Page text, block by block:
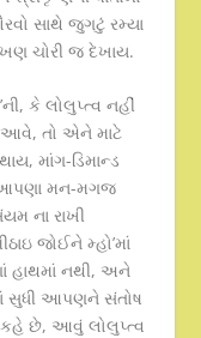
સાથે જુગટું રમ્યા
ચોરી જ દેખાય.
કે લોલુપ્ત્વ નહીં
આવે, તો એને માટે
માંગ-ડિમાન્ડ
આપણા મન-મગજ
ના રાખી
જોઈને મ્હો’માં
હાથમાં નથી, અને
સુધી આપણને સંતોષ
કહે છે, આવું લોલુપ્ત્વ